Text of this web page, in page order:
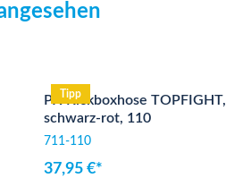
Tipp
PX Kickboxhose TOPFIGHT,
schwarz-rot, 110
711-110
37,95 €*